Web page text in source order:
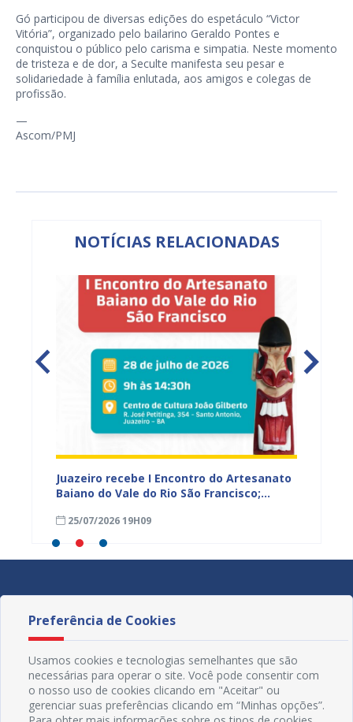
Gó participou de diversas edições do espetáculo “Victor
Vitória”, organizado pelo bailarino Geraldo Pontes e
conquistou o público pelo carisma e simpatia. Neste momento
de tristeza e de dor, a Seculte manifesta seu pesar e
solidariedade à família enlutada, aos amigos e colegas de
profissão.
—
Ascom/PMJ
NOTÍCIAS RELACIONADAS
Juazeiro recebe I Encontro do Artesanato
Baiano do Vale do Rio São Francisco;
25/07/2026 19H09
Preferência de Cookies
Usamos cookies e tecnologias semelhantes que são
necessárias para operar o site. Você pode consentir com
o nosso uso de cookies clicando em "Aceitar" ou
gerenciar suas preferências clicando em “Minhas opções”.